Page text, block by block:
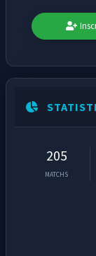
205
MATCHS